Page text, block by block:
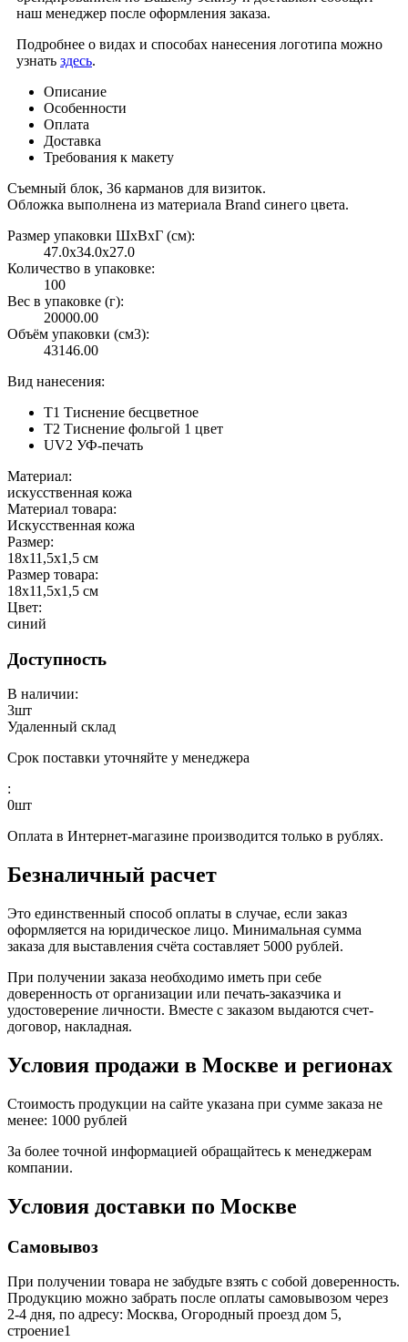
наш менеджер после оформления заказа.
Подробнее о видах и способах нанесения логотипа можно
узнать здесь.
Описание
Особенности
Оплата
Доставка
Требования к макету
Съемный блок, 36 карманов для визиток.
Обложка выполнена из материала Brand синего цвета.
Размер упаковки ШxВxГ (см):
47.0x34.0x27.0
Количество в упаковке:
100
Вес в упаковке (г):
20000.00
Объём упаковки (см3):
43146.00
Вид нанесения:
T1 Тиснение бесцветное
T2 Тиснение фольгой 1 цвет
UV2 УФ-печать
Материал:
искусственная кожа
Материал товара:
Искусственная кожа
Размер:
18х11,5х1,5 см
Размер товара:
18х11,5х1,5 см
Цвет:
синий
Доступность
В наличии:
3шт
Удаленный склад
Срок поставки уточняйте у менеджера
:
0шт
Оплата в Интернет-магазине производится только в рублях.
Безналичный расчет
Это единственный способ оплаты в случае, если заказ
оформляется на юридическое лицо. Минимальная сумма
заказа для выставления счёта составляет 5000 рублей.
При получении заказа необходимо иметь при себе
доверенность от организации или печать-заказчика и
удостоверение личности. Вместе с заказом выдаются счет-
договор, накладная.
Условия продажи в Москве и регионах
Стоимость продукции на сайте указана при сумме заказа не
менее: 1000 рублей
За более точной информацией обращайтесь к менеджерам
компании.
Условия доставки по Москве
Самовывоз
При получении товара не забудьте взять с собой доверенность.
Продукцию можно забрать после оплаты самовывозом через
2-4 дня, по адресу: Москва, Огородный проезд дом 5,
строение1